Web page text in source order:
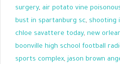
surgery, air potato vine
bust in spartanburg sc, shooting
chloe savattere today, new
boonville high school football
sports complex, jason brown